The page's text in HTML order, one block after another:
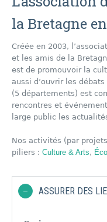
la Bretagne
Créée en 2003,
et les amis de la
est de promouvoir la
aussi d’ouvrir les
(5 départements) est
rencontres et
large public les
Nos activités (par
piliers :Culture & Arts,
ASSURER DES